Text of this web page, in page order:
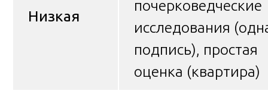
Низкая
почерковедческие
исследования
подпись), простая
оценка (квартира)